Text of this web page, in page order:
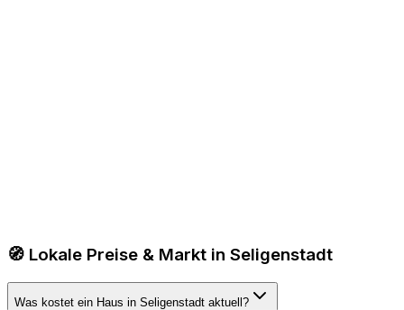
🧭 Lokale Preise & Markt in Seligenstadt
Was kostet ein Haus in Seligenstadt aktuell?